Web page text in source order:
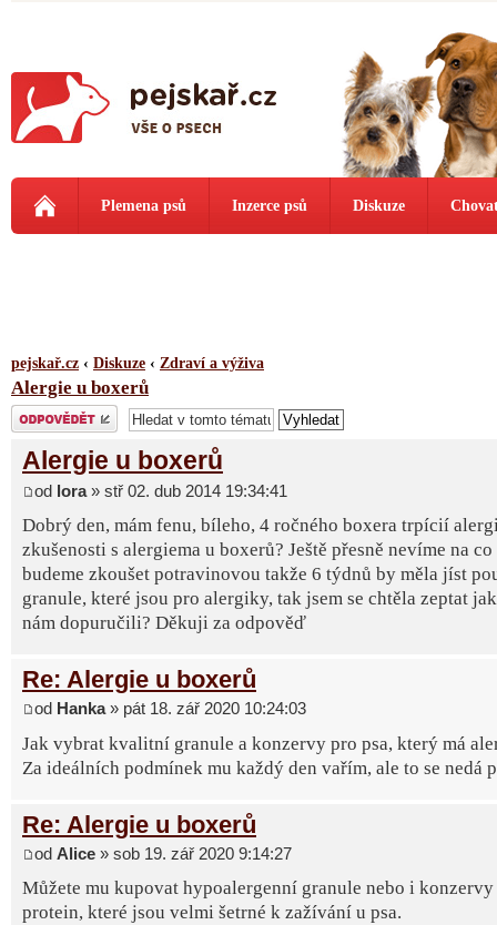
Plemena psů Inzerce psů Diskuze
pejskař.cz ‹ Diskuze ‹ Zdraví a výživa
Alergie u boxerů
Odeslat odpověď
Alergie u boxerů
od lora» stř 02. dub 2014 19:34:41
Dobrý den, mám fenu, bíleho, 4 ročného boxera trpícií
zkušenosti s alergiema u boxerů? Ještě přesně nevíme na
budeme zkoušet potravinovou takže 6 týdnů by měla jíst
granule, které jsou pro alergiky, tak jsem se chtěla zeptat
nám dopuručili? Děkuji za odpověď
Re: Alergie u boxerů
od Hanka» pát 18. zář 2020 10:24:03
Jak vybrat kvalitní granule a konzervy pro psa, který má
Za ideálních podmínek mu každý den vařím, ale to se nedá
Re: Alergie u boxerů
od Alice » sob 19. zář 2020 9:14:27
Můžete mu kupovat hypoalergenní granule nebo i
protein, které jsou velmi šetrné k zažívání u psa.